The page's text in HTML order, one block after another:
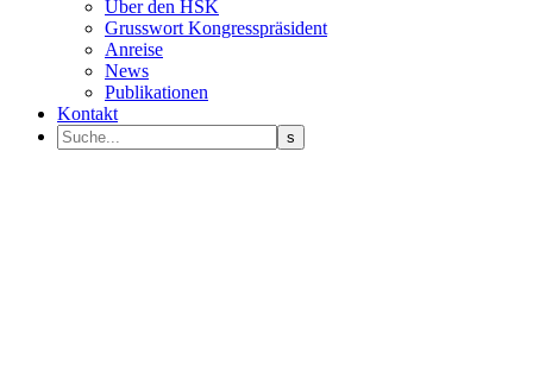
Über den HSK
Grusswort Kongresspräsident
Anreise
News
Publikationen
Kontakt